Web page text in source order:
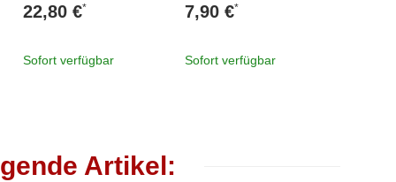
22,80 €*
Sofort verfügbar
7,90 €*
Sofort verfügbar
Artikel: